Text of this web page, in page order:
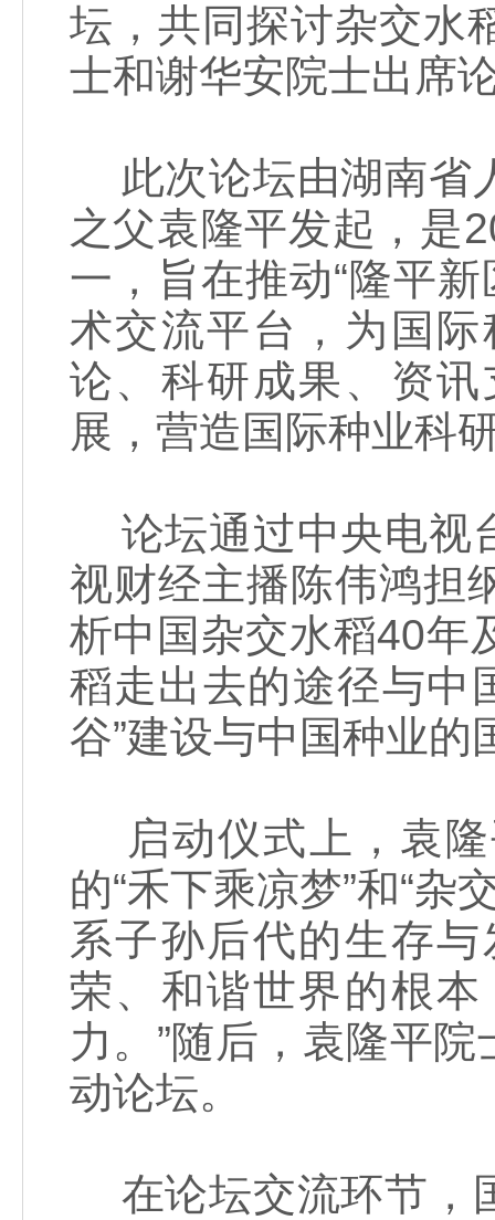
坛，共同探讨杂交水
士和谢华安院士出席
此次论坛由湖南省
之父袁隆平发起，是
一，旨在推动“隆平
术交流平台，为国
论、科研成果、资
展，营造国际种业科
论坛通过中央电视
视财经主播陈伟鸿担
析中国杂交水稻40年
稻走出去的途径与中
谷”建设与中国种业的
启动仪式上，袁隆
的“禾下乘凉梦”和“杂
系子孙后代的生存
荣、和谐世界的根
力。”随后，袁隆平
动论坛。
在论坛交流环节，